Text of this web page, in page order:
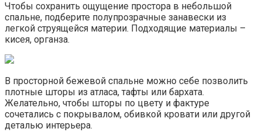
Чтобы сохранить ощущение простора в небольшой
спальне, подберите полупрозрачные занавески из
легкой струящейся материи. Подходящие материалы –
кисея, органза.
В просторной бежевой спальне можно себе позволить
плотные шторы из атласа, тафты или бархата.
Желательно, чтобы шторы по цвету и фактуре
сочетались с покрывалом, обивкой кровати или другой
деталью интерьера.